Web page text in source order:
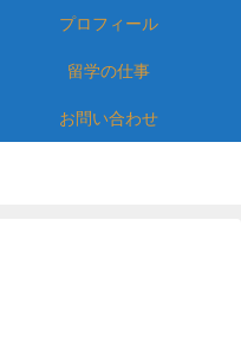
プロフィール
留学の仕事
お問い合わせ